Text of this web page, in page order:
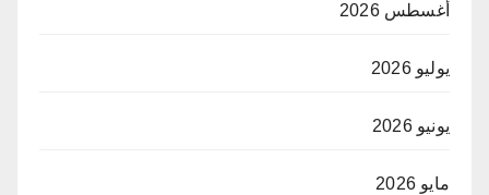
أغسطس 2026
يوليو 2026
يونيو 2026
مايو 2026